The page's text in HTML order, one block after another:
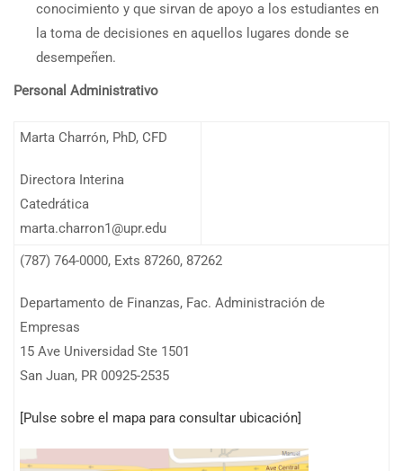
conocimiento y que sirvan de apoyo a los estudiantes en
la toma de decisiones en aquellos lugares donde se
desempeñen.
Personal Administrativo
Marta Charrón, PhD, CFD
Directora Interina
Catedrática
marta.charron1@upr.edu
(787) 764-0000, Exts 87260, 87262
Departamento de Finanzas, Fac. Administración de
Empresas
15 Ave Universidad Ste 1501
San Juan, PR 00925-2535
[Pulse sobre el mapa para consultar ubicación]